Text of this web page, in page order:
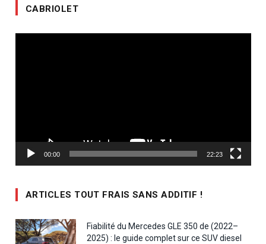
CABRIOLET
00:00 22:23
ARTICLES TOUT FRAIS SANS ADDITIF !
Fiabilité du Mercedes GLE 350 de (2022–
2025) : le guide complet sur ce SUV diesel